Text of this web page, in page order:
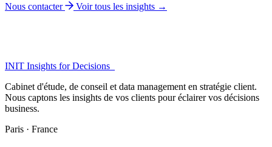
Nous contacter
Voir tous les insights →
INIT Insights for Decisions_
Cabinet d'étude, de conseil et data management en stratégie client.
Nous captons les insights de vos clients pour éclairer vos décisions
business.
Paris · France